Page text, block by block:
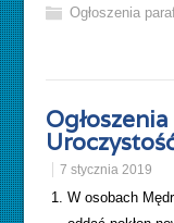
Ogłoszenia
7 stycznia 2019
W osobach